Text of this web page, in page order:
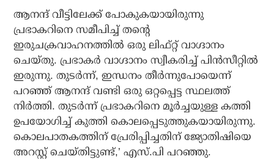
ആനന്ദ് വീട്ടിലേക്ക് പോകുകയായിരുന്നു
പ്രഭാകറിനെ സമീപിച്ച് തന്റെ
ഇരുചക്രവാഹനത്തിൽ ഒരു ലിഫ്റ്റ് വാഗ്ദാനം
ചെയ്തു. പ്രഭാകർ വാഗ്ദാനം സ്വീകരിച്ച് പിൻസീറ്റിൽ
ഇരുന്നു. തുടർന്ന്, ഇന്ധനം തീർന്നുപോയെന്ന്
പറഞ്ഞ് ആനന്ദ് വണ്ടി ഒരു ഒറ്റപ്പെട്ട സ്ഥലത്ത്
നിർത്തി. തുടർന്ന് പ്രഭാകറിനെ മൂർച്ചയുള്ള കത്തി
ഉപയോഗിച്ച് കുത്തി കൊലപ്പെടുത്തുകയായിരുന്നു.
കൊലപാതകത്തിന് പ്രേരിപ്പിച്ചതിന് ജ്യോതിഷിയെ
അറസ്റ്റ് ചെയ്തിട്ടുണ്ട്,’ എസ്.പി പറഞ്ഞു.